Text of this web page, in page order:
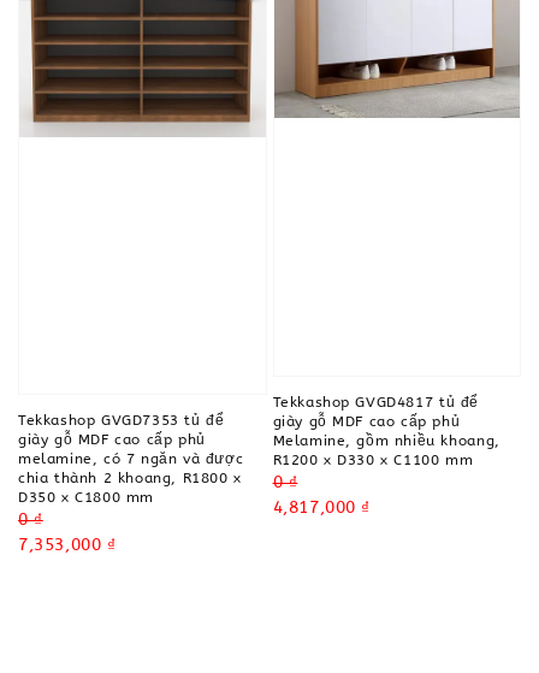
Tekkashop GVGD7353 tủ để
giày gỗ MDF cao cấp phủ
melamine, có 7 ngăn và được
chia thành 2 khoang, R1800 x
D350 x C1800 mm
Regular
price
0 ₫
Sale
7,353,000 ₫
Tekkashop GVGD4817 tủ để
giày gỗ MDF cao cấp phủ
Melamine, gồm nhiều khoang,
R1200 x D330 x C1100 mm
Regular
price
0 ₫
Sale
4,817,000 ₫